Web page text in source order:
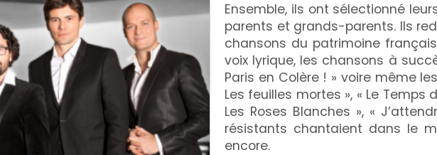
Ensemble, ils ont sélectionné
parents et grands-parents. Ils
chansons du patrimoine
voix lyrique, les chansons à
Paris en Colère ! » voire même
Les feuilles mortes », « Le
Les Roses Blanches », «
résistants chantaient dans le
encore.